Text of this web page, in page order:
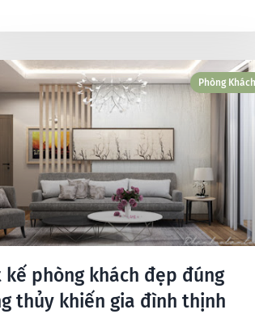
Phòng Khách
kế phòng khách đẹp đúng
thủy khiến gia đình thịnh